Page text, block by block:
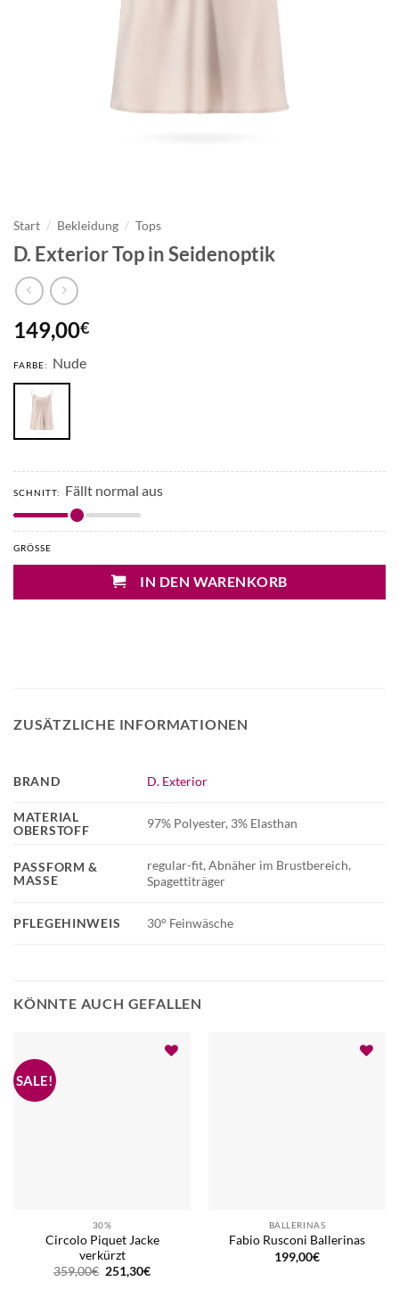
Start / Bekleidung / Tops
D. Exterior Top in Seidenoptik
149,00€
FARBE: Nude
SCHNITT: Fällt normal aus
GRÖSSE
IN DEN WARENKORB
ZUSÄTZLICHE INFORMATIONEN
PFLEGEHINWEIS 30° Feinwäsche
BRAND D. Exterior
MATERIAL
OBERSTOFF
97% Polyester, 3% Elasthan
PASSFORM &
MASSE
regular-fit, Abnäher im Brustbereich,
Spagettiträger
KÖNNTE AUCH GEFALLEN
30%
Circolo Piquet Jacke
verkürzt
359,00€ Ursprünglicher
Preis
251,30€Aktueller
BALLERINAS
Fabio Rusconi Ballerinas
199,00€